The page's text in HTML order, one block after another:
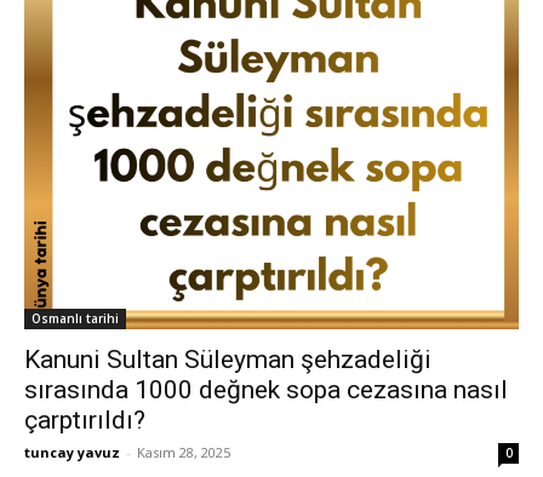
Osmanlı tarihi
Kanuni Sultan Süleyman şehzadeliği
sırasında 1000 değnek sopa cezasına nasıl
çarptırıldı?
tuncay yavuz - Kasım 28, 2025 0